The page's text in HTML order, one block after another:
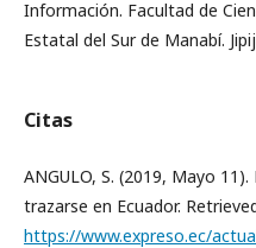
Información. Facultad de
Estatal del Sur de Manabí.
Citas
ANGULO, S. (2019, Mayo
trazarse en Ecuador.
https://www.expreso.ec/